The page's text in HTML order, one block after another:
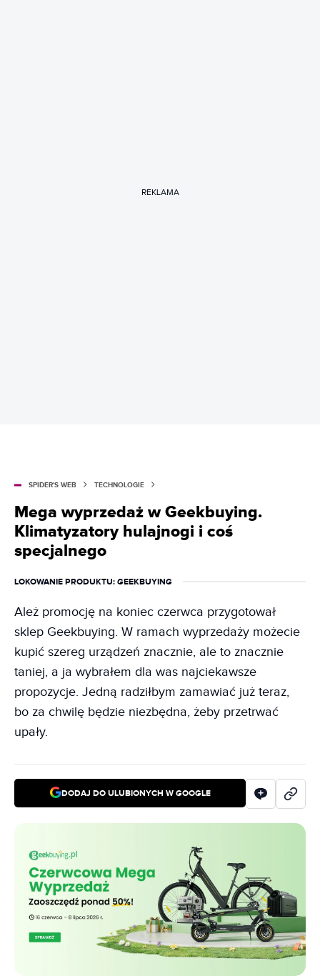
REKLAMA
SPIDER'S WEB TECHNOLOGIE
Mega wyprzedaż w Geekbuying.
Klimatyzatory hulajnogi i coś
specjalnego
LOKOWANIE PRODUKTU: GEEKBUYING
Ależ promocję na koniec czerwca przygotował
sklep Geekbuying. W ramach wyprzedaży możecie
kupić szereg urządzeń znacznie, ale to znacznie
taniej, a ja wybrałem dla was najciekawsze
propozycje. Jedną radziłbym zamawiać już teraz,
bo za chwilę będzie niezbędna, żeby przetrwać
upały.
DODAJ DO ULUBIONYCH W GOOGLE